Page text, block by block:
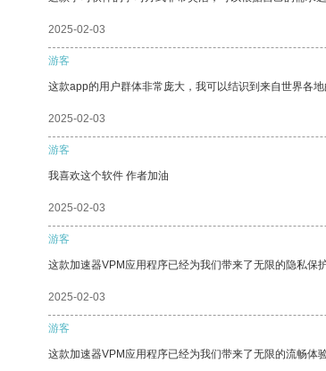
2025-02-03
游客
这款app的用户群体非常庞大，我可以结识到来自世界各地
2025-02-03
游客
我喜欢这个软件 作者加油
2025-02-03
游客
这款加速器VPM应用程序已经为我们带来了无限的隐私保
2025-02-03
游客
这款加速器VPM应用程序已经为我们带来了无限的流畅体验